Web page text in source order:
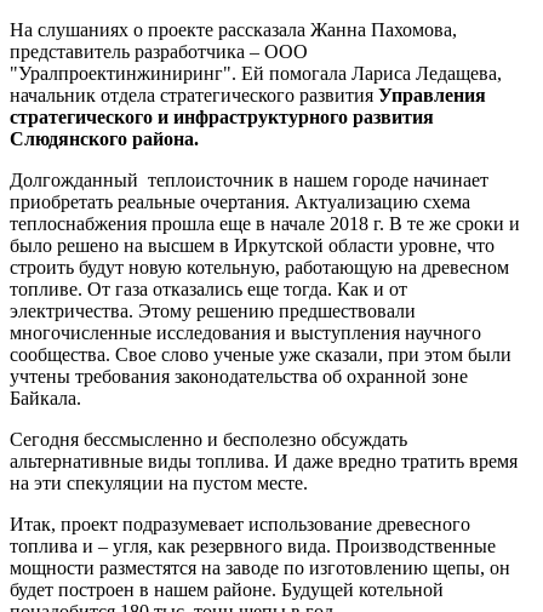
На слушаниях о проекте рассказала Жанна Пахомова,
представитель разработчика – ООО
"Уралпроектинжиниринг". Ей помогала Лариса Ледащева,
начальник отдела стратегического развития Управления
стратегического и инфраструктурного развития
Слюдянского района.
Долгожданный теплоисточник в нашем городе начинает
приобретать реальные очертания. Актуализацию схема
теплоснабжения прошла еще в начале 2018 г. В те же сроки и
было решено на высшем в Иркутской области уровне, что
строить будут новую котельную, работающую на древесном
топливе. От газа отказались еще тогда. Как и от
электричества. Этому решению предшествовали
многочисленные исследования и выступления научного
сообщества. Свое слово ученые уже сказали, при этом были
учтены требования законодательства об охранной зоне
Байкала.
Сегодня бессмысленно и бесполезно обсуждать
альтернативные виды топлива. И даже вредно тратить время
на эти спекуляции на пустом месте.
Итак, проект подразумевает использование древесного
топлива и – угля, как резервного вида. Производственные
мощности разместятся на заводе по изготовлению щепы, он
будет построен в нашем районе. Будущей котельной